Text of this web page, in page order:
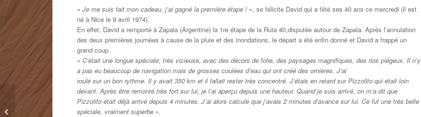
« Je me suis fait mon cadeau, j’ai gagné la première étape ! », se félicite David qui a fêté ses 40 ans ce mercredi (il est
né à Nice le 9 avril 1974).
En effet, David a remporté à Zapala (Argentine) la 1re étape de la Ruta 40,disputée autour de Zapala. Après l’annulation
des deux premières journées à cause de la pluie et des inondations, le départ a été enfin donné et David a frappé un
grand coup.
« C’était une longue spéciale, très vicieuse, avec des décors de folie, des paysages magnifiques, des rios piégeux. Il n’y
a pas eu beaucoup de navigation mais de grosses coulées d’eau qui ont créé des ornières. J’ai
roulé sur un bon rythme. Il y avait 350 km et il fallait rester très concentré. J’étais en retard sur Pizzolito qui était loin
devant. Après être remonté très fort sur lui, je l’ai aperçu depuis une hauteur. Quand je suis arrivé, on m’a dit que
Pizzolito était déjà arrivé depuis 4 minutes. J’ai alors calculé que j’avais 2 minutes d’avance sur lui. Ce fut une très belle
spéciale, vraiment superbe ».
La 2e étape également